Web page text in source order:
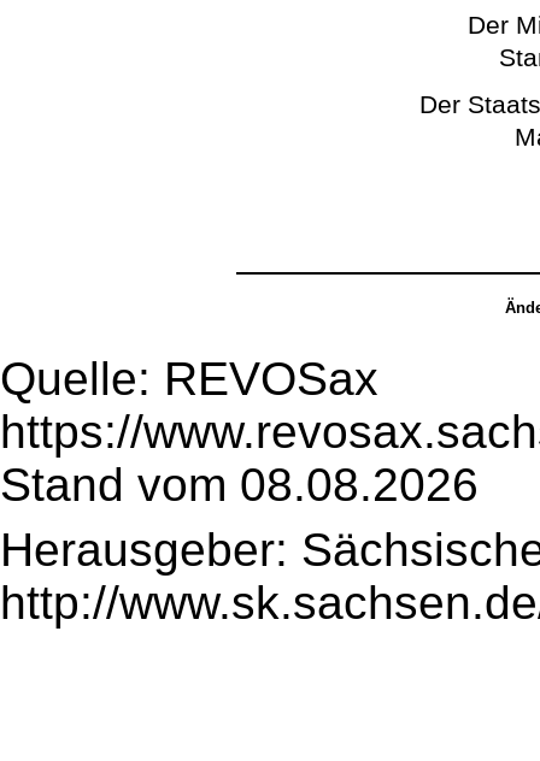
Der
Der
Quelle: REVOSax
https://
Stand vom 08.08.2026
Herausgeber:
http://